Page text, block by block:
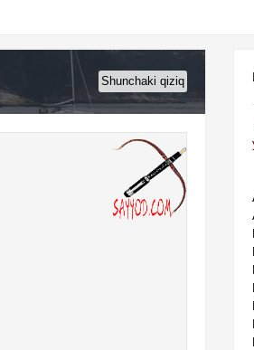
Shunchaki qiziq